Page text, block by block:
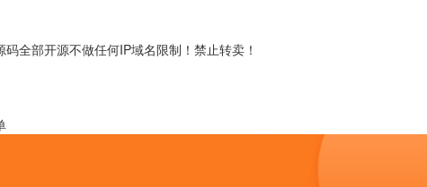
全部开源不做任何IP域名限制！禁止转卖！